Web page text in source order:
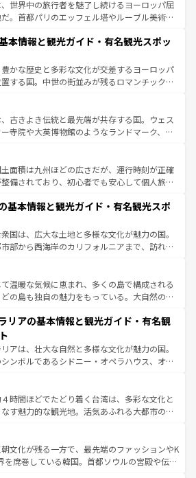
た街角から、地方では古代ローマ遺跡や中世
よって風土や気候が異なるスペインはその個
を参照してほしい。
世界中の旅行者を魅了し続けるヨーロッパ屈
。首都パリのエッフェル塔やルーブル美術館
力が詰まっている。華麗な宮殿、歴史的な大
ビーチ、そして豊かな自然が、訪れる者を心
る。また、フランスは美食の国としても知ら
料理はユネスコ無形文化遺産にも登録されて
ンダー畑など、多彩な楽しみ方が可能だ。さ
以外の地域にも魅力が溢れており、どの街角に
と文化が息づいている。パリ以外の個性あふ
しい。
本情報と観光ガイド・有名観光スポッ
豊かな歴史と多彩な文化が交差するヨーロッパ
する国。中世の街並みが残るロマンチック街
国は、どこを歩いても飽きることがない。ベ
的活気、バイエルン州のアルプスの絶景、そ
沿いのワイン畑といった風景は必見。ビール
人にはぜひ体験してほしい。 なお、新着の
コンテンツ一覧を参照してほしい。
古きよき伝統と最先端が共存する国。ウェス
寺院や大英博物館のようなランドマーク、歴
なる魅力がある。また、優雅なアフタヌーン
ル好きにはたまらない英国パブ、サッカー観
だからこそできる体験も豊富。イギリスを旅
照してほしい。
面積は九州ほどの広さだが、運行時刻が正確
備されており、初心者でも安心して個人旅行
まま残る町や、スイスならではのユニークな
、アルプス観光だけでなく町歩きも満喫する
。国民の所得が高いため物価も高いが、旅行
パス提供のサービスもあり、うまく活用すれ
報は
基本情報と観光ガイド・有名観光スポ
国は、広大な土地と多様な文化が魅力の国。
部から西海岸のカリフォルニアまで、訪れる
都市は、観光、ショッピング、エンターテイ
まった刺激的なスポットだ。一方、アメリカ
然が広がり、グランドキャニオンやイエロー
ーリンズでは、音楽と美食が融合した独特の
旅行者はアメリカの各地域で異なる魅力を楽
その多様性と豊かな歴史を感じることができ
でのロードトリップや列車の旅も、アメリカ
温暖な気候に恵まれ、多くの島で構成される
の島も独自の魅力をもっている。大自然の神
せない。また、定番の観光地といえばオアフ
な自然を求めるならマウイ島やカウアイ島が
メラルドグリーンに輝く海をはじめ、豊かな
息づいている。「アロハスピリット」と呼ば
いローカルフードやハワイアンミュージッ
フラダンスなど、すべてがハワイの魅力を彩
れるたびに新しい発見と感動が待っているハ
一覧
リアの基本情報と観光ガイド・有名観
アは、壮大な自然と多様な文化が魅力の国。
ンボルであるシドニー・オペラハウス、オー
大陸中央部にそびえるウルル（エアーズロッ
ニアの美しい原生林やケアンズの熱帯雨林な
がたくさん。また、カフェやワイン、オージ
ィビティも充実しており、サーフィンやダイ
キングなど、アウトドア好きにはたまらな
ラリアの多彩な魅力を存分に味わいつくそ
時間ほどでたどり着く台湾は、多彩な文化と
す魅力的な観光地。活気あふれる大都市の台
な山岳地帯である台湾東部など、都市の喧騒
さが共存しており、訪れる人に新しい発見と
してくれる。また、奥深い台湾の食文化も魅
文化が残る一方で、最先端のファッションやK
を席巻している韓国。首都ソウルの宮殿や伝統